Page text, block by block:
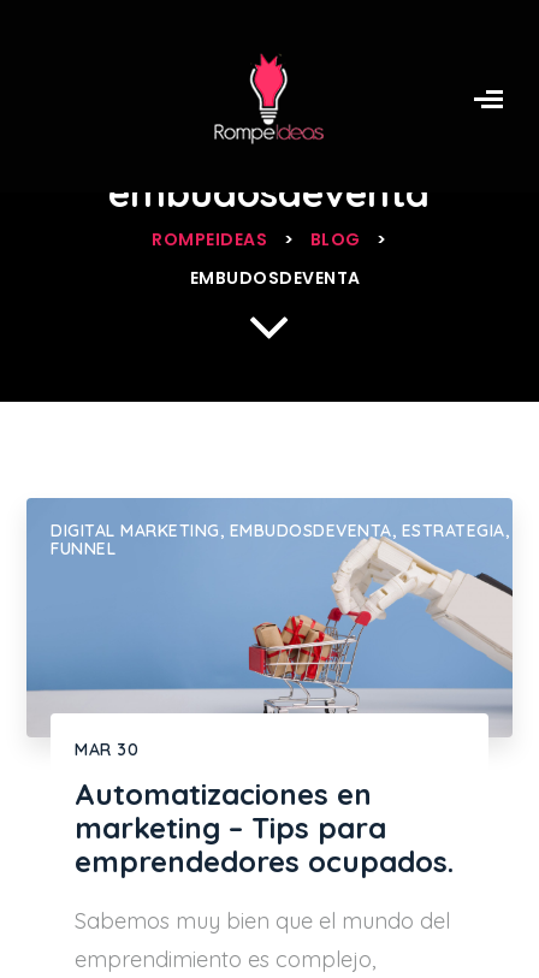
Archive for
category:
embudosdeventa
ROMPEIDEAS > BLOG
>
EMBUDOSDEVENTA
DIGITAL MARKETING, EMBUDOSDEVENTA, ESTRATEGIA,
FUNNEL
MAR 30
Automatizaciones en
marketing – Tips para
emprendedores ocupados.
Sabemos muy bien que el mundo del
emprendimiento es complejo,